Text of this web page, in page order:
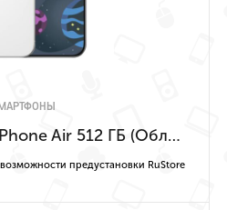
Смартфон Apple iPhone Air 512 ГБ (Облачно-белый | Cloud White) Имеет недостаток в виде невозможности предустановки RuStore
предустановки RuStore